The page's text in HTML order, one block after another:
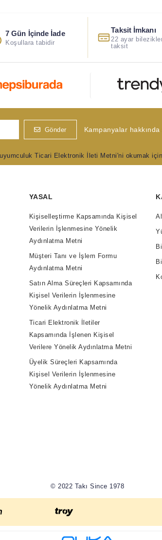
7 Gün İçinde İade
Koşullara tabidir
Taksit İmkanı
22 ayar
taksit
Gönder Kampanyalar
Ticari Elektronik İleti Metni'ni okumak için
YASAL
Kişiselleştirme Kapsamında Kişisel
Verilerin İşlenmesine Yönelik
Aydınlatma Metni
Müşteri Tanı ve İşlem Formu
Aydınlatma Metni
Satın Alma Süreçleri Kapsamında
Kişisel Verilerin İşlenmesine
Yönelik Aydınlatma Metni
Ticari Elektronik İletiler
Kapsamında İşlenen Kişisel
Verilere Yönelik Aydınlatma Metni
Üyelik Süreçleri Kapsamında
Kişisel Verilerin İşlenmesine
Yönelik Aydınlatma Metni
© 2022 Takı Since 1978